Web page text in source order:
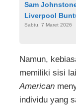
Sam
Liverpool
Lawan Wolves
Sabtu, 7 Maret 2026
Namun,
memiliki sisi
American
individu yang